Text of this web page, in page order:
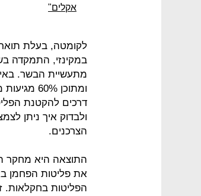
אקלים"
לקומטה, בעלת תואר
במקינזי, התמקדה
ומתוכן
דרכים להקטנת
ולבדוק איך ניתן
הצרכנים.
התוצאה היא מחקר
הפליטות בחקלאות.